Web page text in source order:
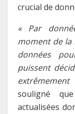
crucial de
« Par
moment de la
données
puissent
souligné
actualisées